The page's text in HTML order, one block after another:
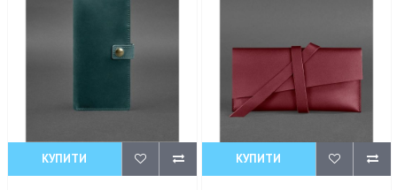
КУПИТИ КУПИТИ